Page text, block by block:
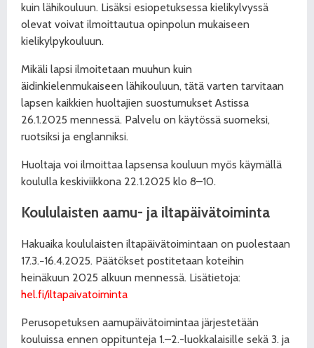
kuin lähikouluun. Lisäksi esiopetuksessa kielikylvyssä
olevat voivat ilmoittautua opinpolun mukaiseen
kielikylpykouluun.
Mikäli lapsi ilmoitetaan muuhun kuin
äidinkielenmukaiseen lähikouluun, tätä varten tarvitaan
lapsen kaikkien huoltajien suostumukset Astissa
26.1.2025 mennessä. Palvelu on käytössä suomeksi,
ruotsiksi ja englanniksi.
Huoltaja voi ilmoittaa lapsensa kouluun myös käymällä
koululla keskiviikkona 22.1.2025 klo 8–10.
Koululaisten aamu- ja iltapäivätoiminta
Hakuaika koululaisten iltapäivätoimintaan on puolestaan
17.3.−16.4.2025. Päätökset postitetaan koteihin
heinäkuun 2025 alkuun mennessä. Lisätietoja:
hel.fi/iltapaivatoiminta
Perusopetuksen aamupäivätoimintaa järjestetään
kouluissa ennen oppitunteja 1.–2.-luokkalaisille sekä 3. ja